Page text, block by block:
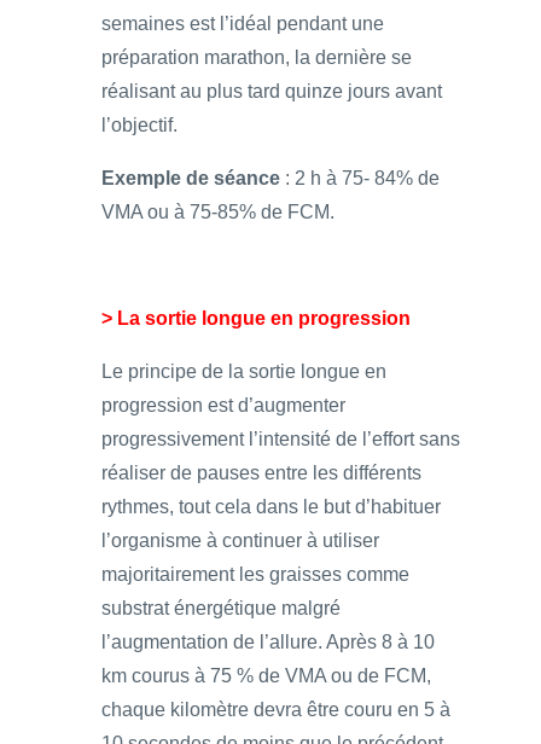
semaines est l’idéal pendant une
préparation marathon, la dernière se
réalisant au plus tard quinze jours avant
l’objectif.
Exemple de séance : 2 h à 75- 84% de
VMA ou à 75-85% de FCM.
> La sortie longue en progression
Le principe de la sortie longue en
progression est d’augmenter
progressivement l’intensité de l’effort sans
réaliser de pauses entre les différents
rythmes, tout cela dans le but d’habituer
l’organisme à continuer à utiliser
majoritairement les graisses comme
substrat énergétique malgré
l’augmentation de l’allure. Après 8 à 10
km courus à 75 % de VMA ou de FCM,
chaque kilomètre devra être couru en 5 à